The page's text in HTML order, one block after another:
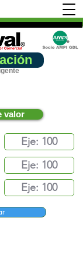
valor